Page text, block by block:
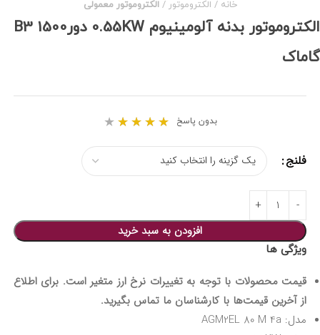
خانه الکتروموتور الکتروموتور معمولی
الکتروموتور بدنه آلومینیوم 0.55KW دور1500 B3
گاماک
بدون پاسخ ★
★
★
★
★
فلنج
افزودن به سبد خرید
ویژگی ها
قیمت محصولات با توجه به تغییرات نرخ ارز متغیر است. برای اطلاع
از آخرین قیمت‌ها با کارشناسان ما تماس بگیرید.
مدل: AGM2EL 80 M 4a